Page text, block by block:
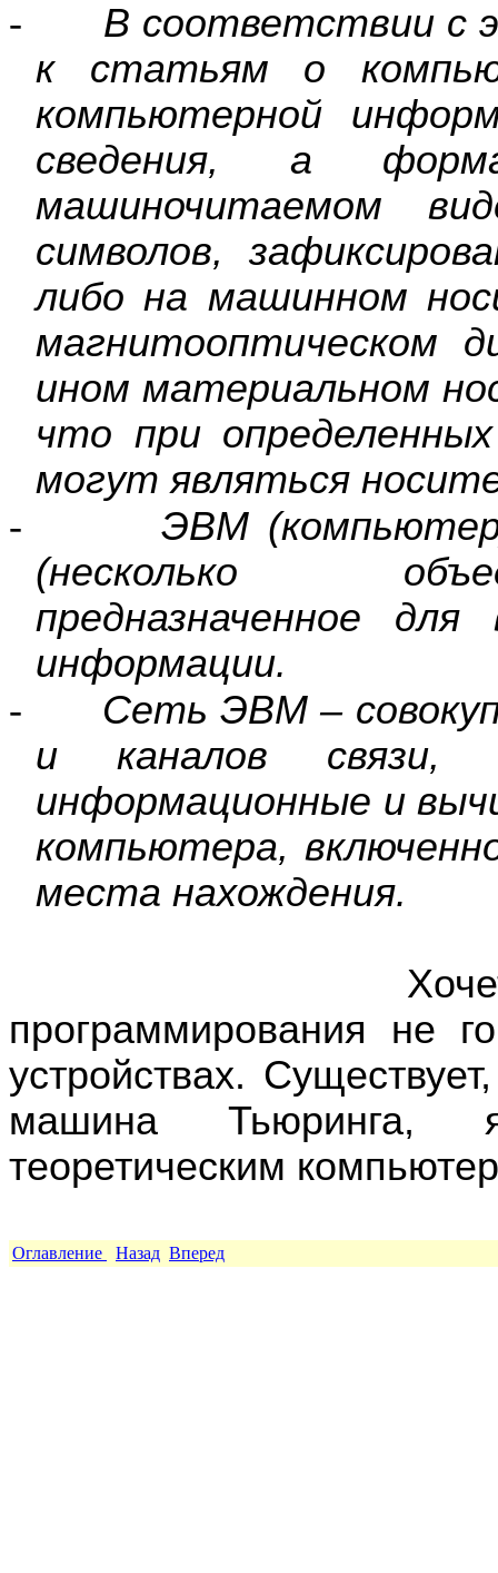
-
В соответствии с
к статьям о
компьютерной
сведения, а
машиночитаемом
символов,
либо на машинном
магнитооптическом
ином материальном
что при
могут являться
-
ЭВМ
(несколько
предназначенное
информации.
-
Сеть ЭВМ –
и каналов связи,
информационные и
компьютера,
места нахождения.
Хочется
программирования не
устройствах.
машина Тьюринга,
теоретическим
Оглавление Назад Вперед